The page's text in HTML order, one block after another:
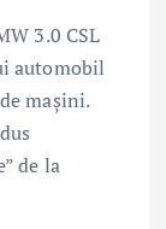
3.0 CSL
automobil
maşini.
de la